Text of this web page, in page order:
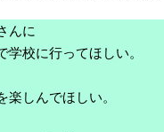
んに
学校に行ってほしい。
楽しんでほしい。